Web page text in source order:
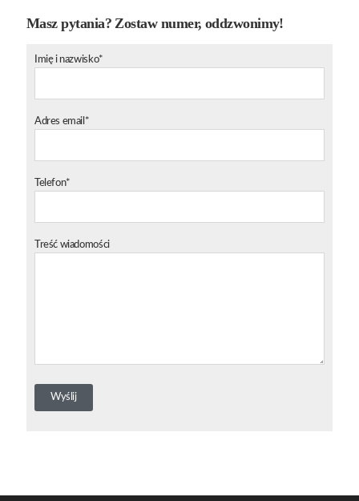
Masz pytania? Zostaw numer, oddzwonimy!
Imię i nazwisko*
Adres email*
Telefon*
Treść wiadomości